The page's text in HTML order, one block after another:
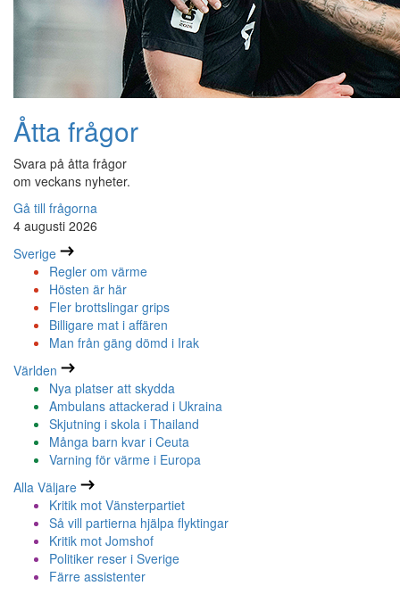
Åtta frågor
Svara på åtta frågor
om veckans nyheter.
Gå till frågorna
4 augusti 2026
Sverige
Regler om värme
Hösten är här
Fler brottslingar grips
Billigare mat i affären
Man från gäng dömd i Irak
Världen
Nya platser att skydda
Ambulans attackerad i Ukraina
Skjutning i skola i Thailand
Många barn kvar i Ceuta
Varning för värme i Europa
Alla Väljare
Kritik mot Vänsterpartiet
Så vill partierna hjälpa flyktingar
Kritik mot Jomshof
Politiker reser i Sverige
Färre assistenter